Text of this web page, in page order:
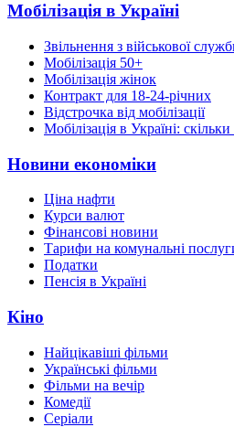
Мобілізація в Україні
Звільнення з військової
Мобілізація 50+
Мобілізація жінок
Контракт для 18-24-річних
Відстрочка від мобілізації
Мобілізація в Україні:
Новини економіки
Ціна нафти
Курси валют
Фінансові новини
Тарифи на комунальні
Податки
Пенсія в Україні
Кіно
Найцікавіші фільми
Українські фільми
Фільми на вечір
Комедії
Серіали